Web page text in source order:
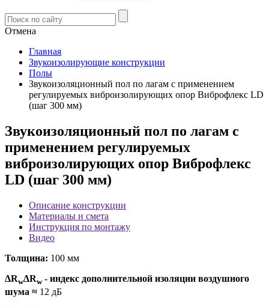
Отмена
Главная
Звукоизолирующие конструкции
Полы
Звукоизоляционный пол по лагам с применением
регулируемых виброизолирующих опор Виброфлекс LD
(шаг 300 мм)
Звукоизоляционный пол по лагам с
применением регулируемых
виброизолирующих опор Виброфлекс
LD (шаг 300 мм)
Описание конструкции
Материалы и смета
Инструкция по монтажу
Видео
Толщина: 100 мм
ΔRwΔRw- индекс дополнительной изоляции воздушного
шума ≈ 12 дБ